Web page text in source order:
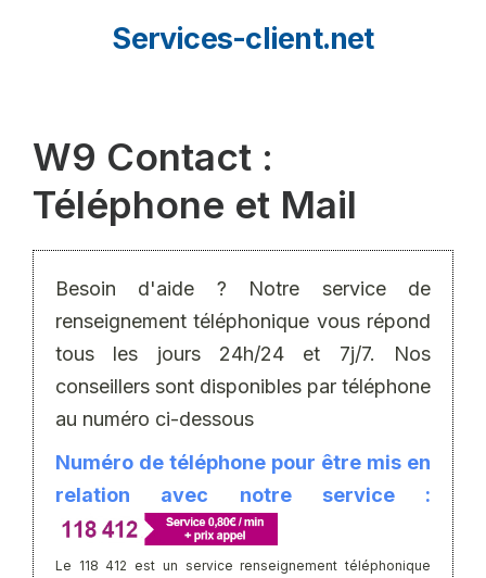
Services-client.net
W9 Contact :
Téléphone et Mail
Besoin d'aide ? Notre service de
renseignement téléphonique vous répond
tous les jours 24h/24 et 7j/7. Nos
conseillers sont disponibles par téléphone
au numéro ci-dessous
Numéro de téléphone pour être mis en
relation avec notre service :
Le 118 412 est un service renseignement téléphonique